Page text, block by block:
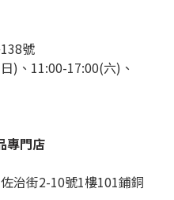
號
)、11:00-17:00(六)、
門店
治街2-10號1樓101鋪銅